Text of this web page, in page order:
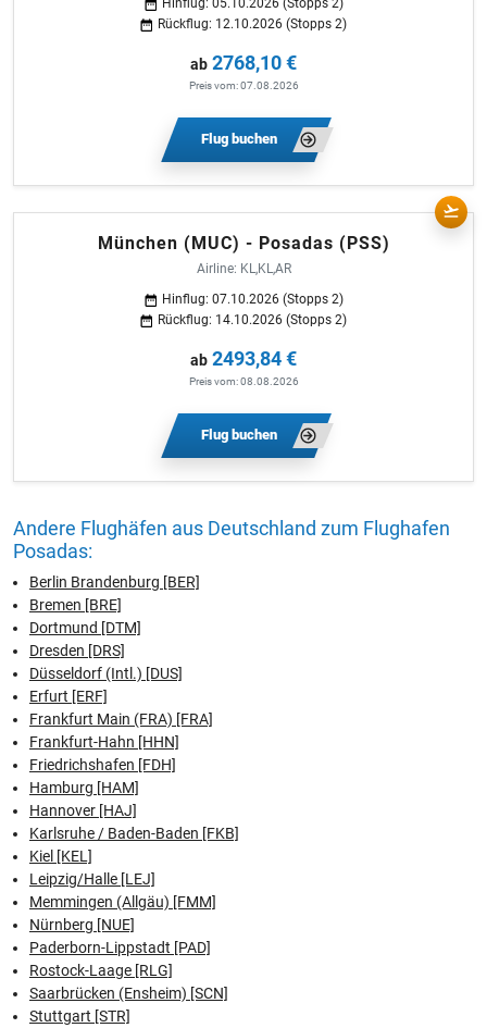
Hinflug: 05.10.2026 (Stopps 2)
Rückflug: 12.10.2026 (Stopps 2)
ab 2768,10 €
Preis vom: 07.08.2026
Flug buchen
München (MUC) - Posadas (PSS)
Airline: KL,KL,AR
Hinflug: 07.10.2026 (Stopps 2)
Rückflug: 14.10.2026 (Stopps 2)
ab 2493,84 €
Preis vom: 08.08.2026
Flug buchen
Andere Flughäfen aus Deutschland zum Flughafen
Posadas:
Berlin Brandenburg [BER]
Bremen [BRE]
Dortmund [DTM]
Dresden [DRS]
Düsseldorf (Intl.) [DUS]
Erfurt [ERF]
Frankfurt Main (FRA) [FRA]
Frankfurt-Hahn [HHN]
Friedrichshafen [FDH]
Hamburg [HAM]
Hannover [HAJ]
Karlsruhe / Baden-Baden [FKB]
Kiel [KEL]
Leipzig/Halle [LEJ]
Memmingen (Allgäu) [FMM]
Nürnberg [NUE]
Paderborn-Lippstadt [PAD]
Rostock-Laage [RLG]
Saarbrücken (Ensheim) [SCN]
Stuttgart [STR]